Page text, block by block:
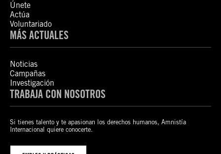
Únete
Actúa
Voluntariado
MÁS ACTUALES
Noticias
Campañas
Investigación
TRABAJA CON NOSOTROS
Si tienes talento y te apasionan los derechos humanos, Amnistía
Internacional quiere conocerte.